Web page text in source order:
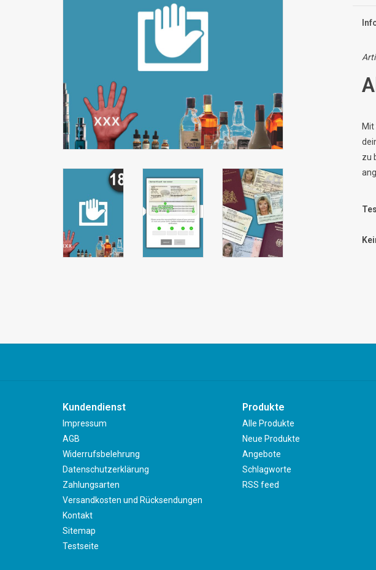
Mit
zu
Kundendienst
Impressum
AGB
Widerrufsbelehrung
Datenschutzerklärung
Zahlungsarten
Versandkosten und Rücksendungen
Kontakt
Sitemap
Testseite
Produkte
Alle Produkte
Neue Produkte
Angebote
Schlagworte
RSS feed